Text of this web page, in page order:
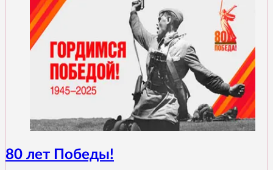
80 лет Победы!